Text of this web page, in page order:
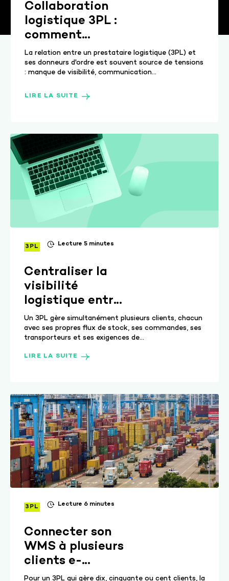
Collaboration
logistique 3PL :
comment
améliorer la
relation avec
vos donneurs
d'ordre
La relation entre un prestataire logistique (3PL) et
ses donneurs d'ordre est souvent source de tensions
: manque de visibilité, communication...
LIRE LA SUITE
3PL Lecture 5 minutes
Centraliser la
visibilité
logistique entre
un 3PL et ses
clients : guide
comparatif
Un 3PL gère simultanément plusieurs clients, chacun
avec ses propres flux de stock, ses commandes, ses
transporteurs et ses exigences de...
LIRE LA SUITE
3PL Lecture 6 minutes
Connecter son
WMS à plusieurs
clients e-
commerce et
Pour un 3PL qui gère dix, cinquante ou cent clients, la